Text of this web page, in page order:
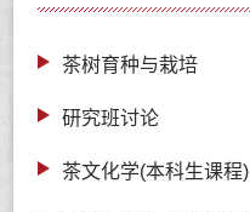
茶树育种与栽培
研究班讨论
茶文化学(本科生课程)